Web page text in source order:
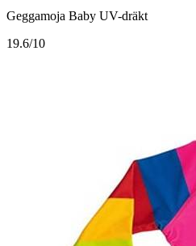
Geggamoja Baby UV-dräkt
19.6/10